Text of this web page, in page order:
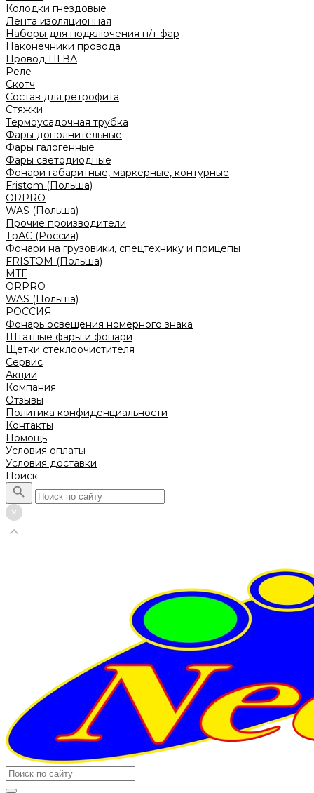
Колодки гнездовые
Лента изоляционная
Наборы для подключения п/т фар
Наконечники провода
Провод ПГВА
Реле
Скотч
Состав для ретрофита
Стяжки
Термоусадочная трубка
Фары дополнительные
Фары галогенные
Фары светодиодные
Фонари габаритные, маркерные, контурные
Fristom (Польша)
ORPRO
WAS (Польша)
Прочие производители
ТрАС (Россия)
Фонари на грузовики, спецтехнику и прицепы
FRISTOM (Польша)
MTF
ORPRO
WAS (Польша)
РОССИЯ
Фонарь освещения номерного знака
Штатные фары и фонари
Щетки стеклоочистителя
Сервис
Акции
Компания
Отзывы
Политика конфиденциальности
Контакты
Помощь
Условия оплаты
Условия доставки
Поиск